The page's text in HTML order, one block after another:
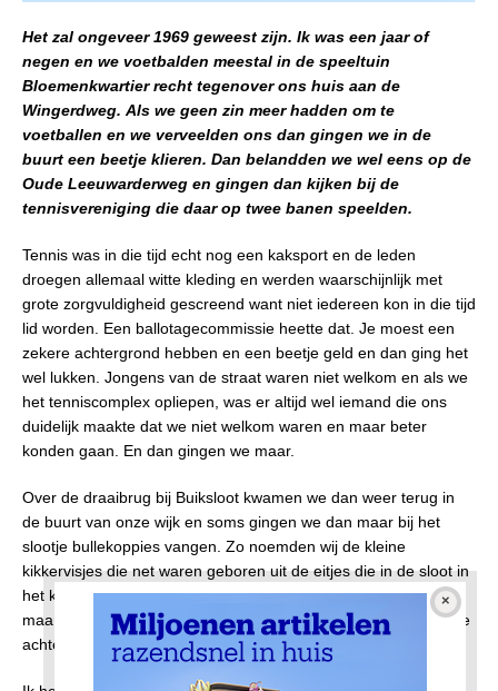
Het zal ongeveer 1969 geweest zijn. Ik was een jaar of
negen en we voetbalden meestal in de speeltuin
Bloemenkwartier recht tegenover ons huis aan de
Wingerdweg. Als we geen zin meer hadden om te
voetballen en we verveelden ons dan gingen we in de
buurt een beetje klieren. Dan belandden we wel eens op de
Oude Leeuwarderweg en gingen dan kijken bij de
tennisvereniging die daar op twee banen speelden.
Tennis was in die tijd echt nog een kaksport en de leden
droegen allemaal witte kleding en werden waarschijnlijk met
grote zorgvuldigheid gescreend want niet iedereen kon in die tijd
lid worden. Een ballotagecommissie heette dat. Je moest een
zekere achtergrond hebben en een beetje geld en dan ging het
wel lukken. Jongens van de straat waren niet welkom en als we
het tenniscomplex opliepen, was er altijd wel iemand die ons
duidelijk maakte dat we niet welkom waren en maar beter
konden gaan. En dan gingen we maar.
Over de draaibrug bij Buiksloot kwamen we dan weer terug in
de buurt van onze wijk en soms gingen we dan maar bij het
slootje bullekoppies vangen. Zo noemden wij de kleine
kikkervisjes die net waren geboren uit de eitjes die in de sloot in
het kikkerdril zaten. Bullekoppies hadden nog geen pootjes
maar wel een staartje en ze zwommen razendsnel in het slootje
achter het Floradorp.